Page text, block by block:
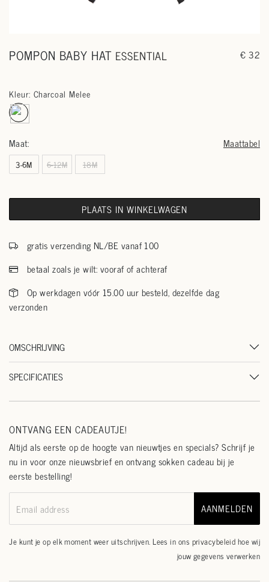
POMPON BABY HAT ESSENTIAL € 32
Kleur: Charcoal Melee
Maat: Maattabel
3-6M 6-12M 18M
PLAATS IN WINKELWAGEN
gratis verzending NL/BE vanaf 100
betaal zoals je wilt: vooraf of achteraf
Op werkdagen vóór 15.00 uur besteld, dezelfde dag
verzonden
OMSCHRIJVING
SPECIFICATIES
ONTVANG EEN CADEAUTJE!
Altijd als eerste op de hoogte van nieuwtjes en specials? Schrijf je
nu in voor onze nieuwsbrief en ontvang sokken cadeau bij je
eerste bestelling!
Email address AANMELDEN
Je kunt je op elk moment weer uitschrijven. Lees in ons privacybeleidhoe wij
jouw gegevens verwerken